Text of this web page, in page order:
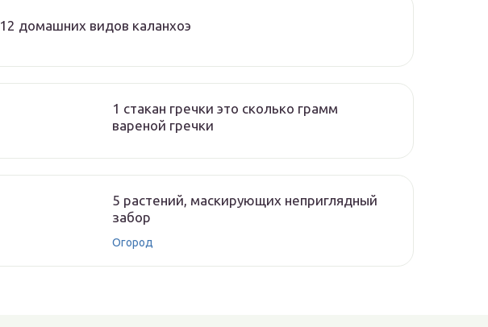
12 домашних видов каланхоэ
1 стакан гречки это сколько грамм
вареной гречки
5 растений, маскирующих неприглядный
забор
Огород